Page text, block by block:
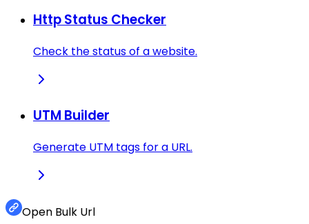
Http Status Checker
Check the status of a website.
UTM Builder
Generate UTM tags for a URL.
Open Bulk Url